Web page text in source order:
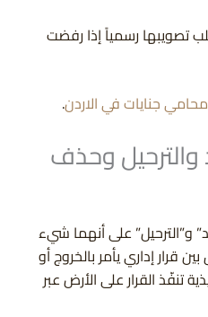
تصويبها رسمياً إذا رفضت
محامي جنايات في الاردن.
والترحيل وحذف
و”الترحيل” على أنهما شيء
قرار إداري يأمر بالخروج أو
تنفّذ القرار على الأرض عبر